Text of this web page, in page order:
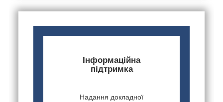
Інформаційна
підтримка
Надання докладної